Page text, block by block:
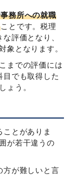
務所への就職
ことです。税理
評価となり、
象となります。
までの評価には
目でも取得した
ょう。
とがありま
が若干違うの
方が難しいと言